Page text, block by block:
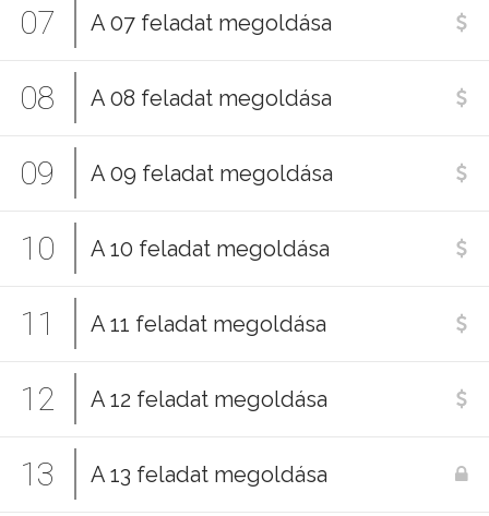
07 A 07 feladat megoldása
08 A 08 feladat megoldása
09 A 09 feladat megoldása
10 A 10 feladat megoldása
11 A 11 feladat megoldása
12 A 12 feladat megoldása
13 A 13 feladat megoldása